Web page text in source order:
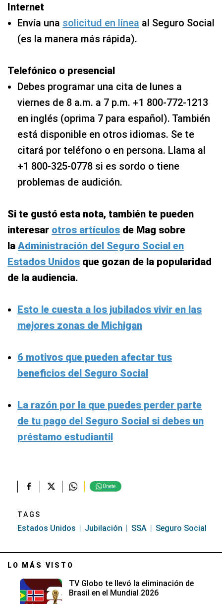
Internet
Envía una solicitud en línea al Seguro Social
(es la manera más rápida).
Telefónico o presencial
Debes programar una cita de lunes a
viernes de 8 a.m. a 7 p.m. +1 800-772-1213
en inglés (oprima 7 para español). También
está disponible en otros idiomas. Se te
citará por teléfono o en persona. Llama al
+1 800-325-0778 si es sordo o tiene
problemas de audición.
Si te gustó esta nota, también te pueden
interesar otros artículos de Mag sobre
la Administración del Seguro Social en
Estados Unidos que gozan de la popularidad
de la audiencia.
Esto le cuesta a los jubilados vivir en las
mejores zonas de Michigan
6 motivos que pueden afectar tus
beneficios del Seguro Social
La razón por la que puedes perder parte
de tu pago del Seguro Social si debes un
préstamo estudiantil
Únete
TAGS
Estados Unidos Jubilación SSA Seguro Social
LO MÁS VISTO
TV Globo te llevó la eliminación de
Brasil en el Mundial 2026